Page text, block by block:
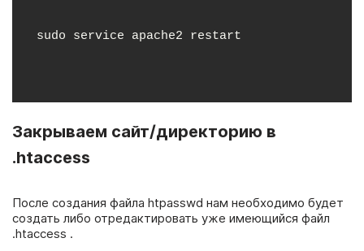
sudo service apache2 restart
Закрываем сайт/директорию в
.htaccess
После создания файла htpasswd нам необходимо будет
создать либо отредактировать уже имеющийся файл
.htaccess .